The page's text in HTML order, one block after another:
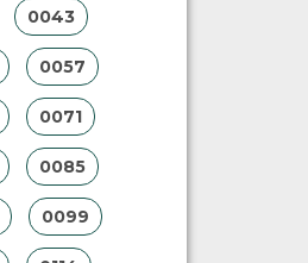
0043
0057
0071
0085
0099